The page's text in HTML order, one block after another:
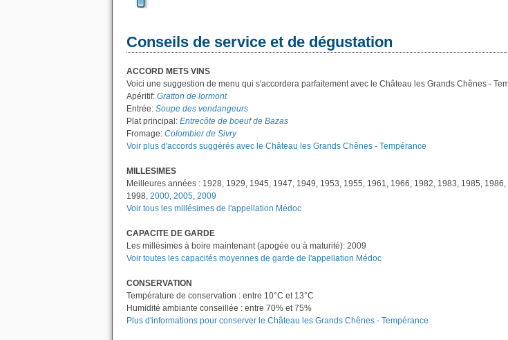
Conseils de service et de dégustation
ACCORD METS VINS
Voici une suggestion de menu qui s'accordera parfaitement avec le Château les Grands Chênes -
Apéritif: Gratton de lormont
Entrée: Soupe des vendangeurs
Plat principal: Entrecôte de boeuf de Bazas
Fromage: Colombier de Sivry
Voir plus d'accords suggérés avec le Château les Grands Chênes - Tempérance
MILLESIMES
Meilleures années : 1928, 1929, 1945, 1947, 1949, 1953, 1955, 1961, 1966, 1982, 1983, 1985,
1998, 2000, 2005, 2009
Voir tous les millésimes de l'appellation Médoc
CAPACITE DE GARDE
Les millésimes à boire maintenant (apogée ou à maturité): 2009
Voir toutes les capacités moyennes de garde de l'appellation Médoc
CONSERVATION
Température de conservation : entre 10°C et 13°C
Humidité ambiante conseillée : entre 70% et 75%
Plus d'informations pour conserver le Château les Grands Chênes - Tempérance